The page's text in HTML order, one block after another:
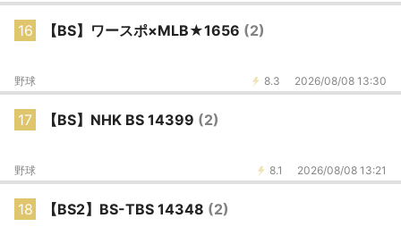
16 【BS】ワースポ×MLB★1656 (2)
8.3 2026/08/08 13:30
野球
17 【BS】NHK BS 14399 (2)
8.1 2026/08/08 13:21
野球
18 【BS2】BS-TBS 14348 (2)